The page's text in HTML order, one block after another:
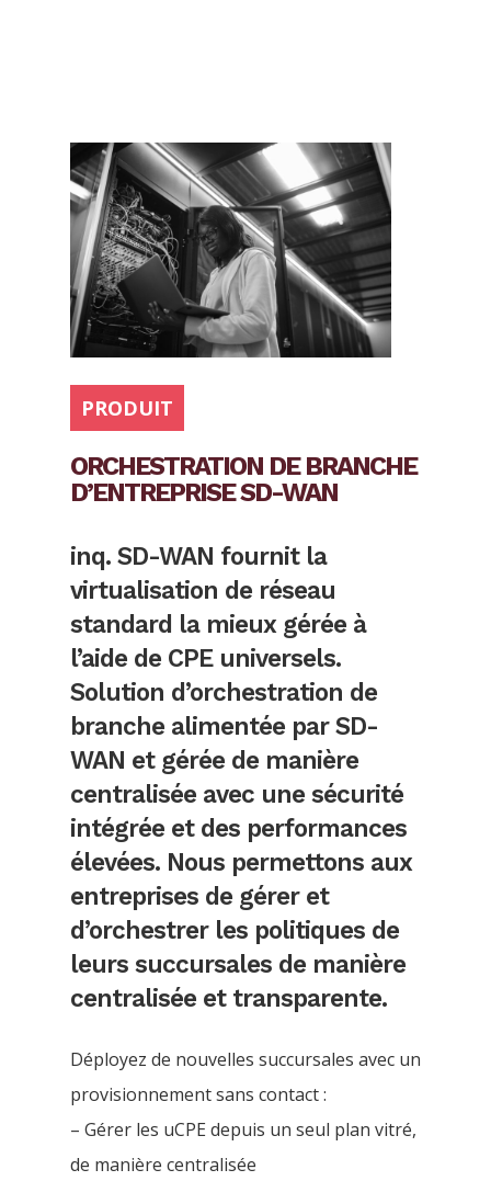
PRODUIT
ORCHESTRATION DE BRANCHE
D’ENTREPRISE SD-WAN
inq. SD-WAN fournit la
virtualisation de réseau
standard la mieux gérée à
l’aide de CPE universels.
Solution d’orchestration de
branche alimentée par SD-
WAN et gérée de manière
centralisée avec une sécurité
intégrée et des performances
élevées. Nous permettons aux
entreprises de gérer et
d’orchestrer les politiques de
leurs succursales de manière
centralisée et transparente.
Déployez de nouvelles succursales avec un
provisionnement sans contact :
– Gérer les uCPE depuis un seul plan vitré,
de manière centralisée